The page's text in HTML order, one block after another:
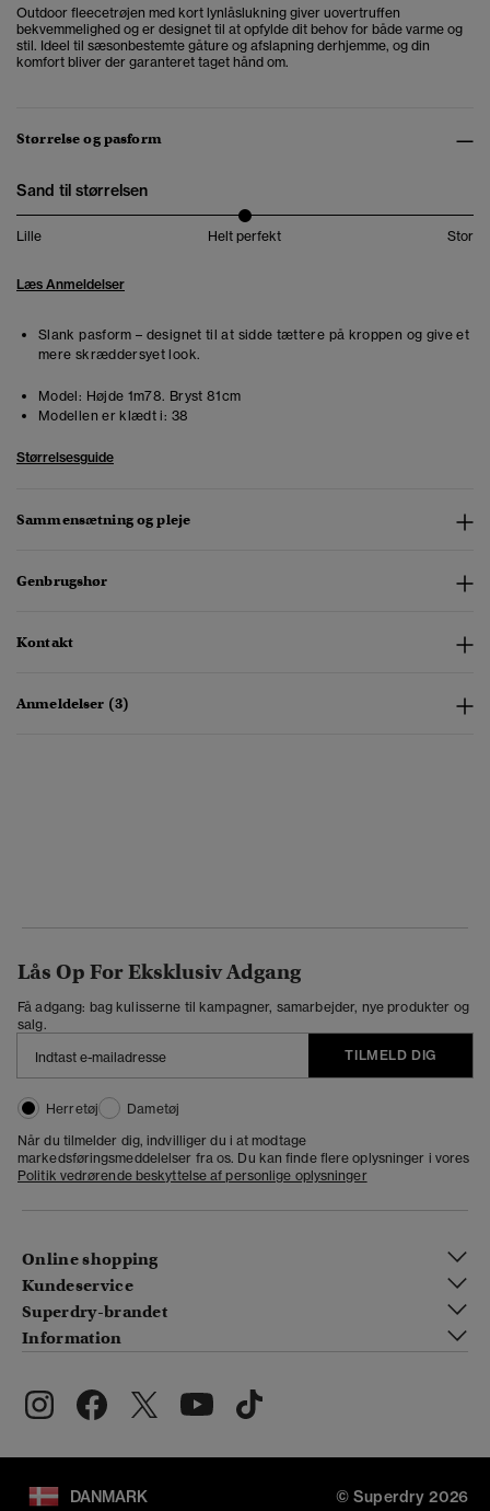
Outdoor fleecetrøjen med kort lynlåslukning giver uovertruffen
bekvemmelighed og er designet til at opfylde dit behov for både varme og
stil. Ideel til sæsonbestemte gåture og afslapning derhjemme, og din
komfort bliver der garanteret taget hånd om.
Størrelse og pasform
Sand til størrelsen
Lille Helt perfekt Stor
Læs Anmeldelser
Slank pasform – designet til at sidde tættere på kroppen og give et
mere skræddersyet look.
Model: Højde 1m78. Bryst 81cm
Modellen er klædt i: 38
Størrelsesguide
Sammensætning og pleje
Genbrugshør
Kontakt
Anmeldelser (3)
Lås Op For Eksklusiv Adgang
Få adgang: bag kulisserne til kampagner, samarbejder, nye produkter og
salg.
TILMELD DIG
Herretøj
Dametøj
Når du tilmelder dig, indvilliger du i at modtage
markedsføringsmeddelelser fra os. Du kan finde flere oplysninger i vores
Politik vedrørende beskyttelse af personlige oplysninger
Online shopping
Kundeservice
Superdry-brandet
Information
DANMARK © Superdry 2026